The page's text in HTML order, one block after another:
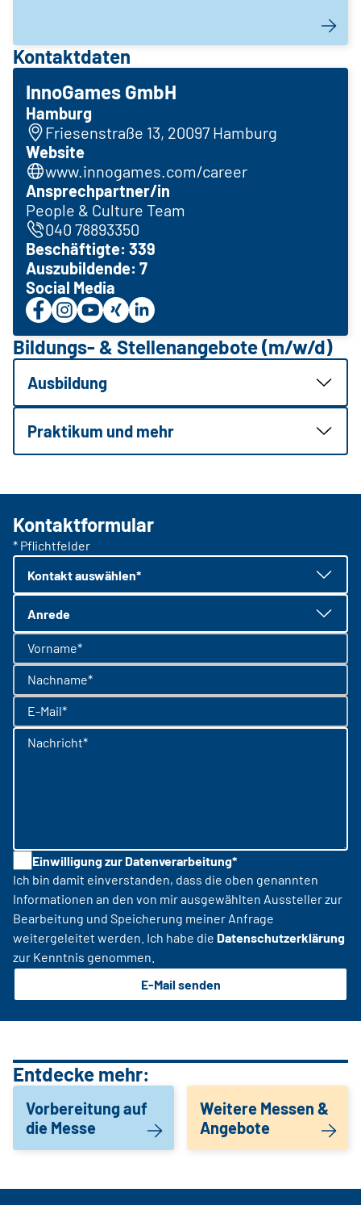
Kontaktdaten
InnoGames GmbH
Hamburg
Friesenstraße 13, 20097 Hamburg
Website
www.innogames.com/career
Ansprechpartner/in
People & Culture Team
040 78893350
Beschäftigte: 339
Auszubildende: 7
Social Media
Bildungs- & Stellenangebote (m/w/d)
Ausbildung
Praktikum und mehr
Kontaktformular
* Pflichtfelder
Kontakt auswählen*
Anrede
Vorname*
Nachname*
E-Mail*
Nachricht*
Einwilligung zur Datenverarbeitung*
Ich bin damit einverstanden, dass die oben genannten
Informationen an den von mir ausgewählten Aussteller zur
Bearbeitung und Speicherung meiner Anfrage
weitergeleitet werden. Ich habe die Datenschutzerklärung
zur Kenntnis genommen.
E-Mail senden
Entdecke mehr:
Vorbereitung auf
die Messe
Weitere Messen &
Angebote